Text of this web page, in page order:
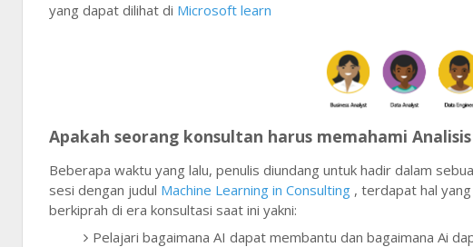
yang dapat dilihat di Microsoft learn
Apakah seorang konsultan harus memahami
Beberapa waktu yang lalu, penulis diundang untuk hadir dalam
sesi dengan judul Machine Learning in Consulting , terdapat hal
berkiprah di era konsultasi saat ini yakni:
Pelajari bagaimana AI dapat membantu dan bagaimana Ai